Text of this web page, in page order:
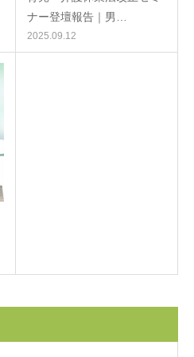
ナー登壇報告｜男…
2025.09.12